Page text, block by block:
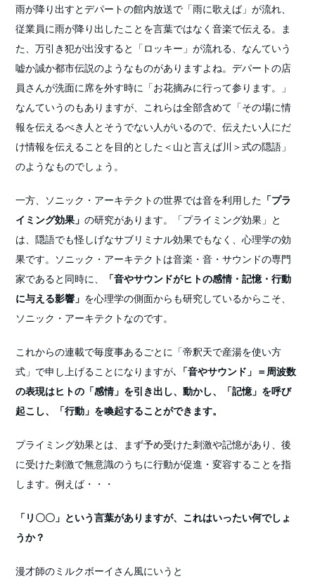
雨が降り出すとデパートの館内放送で「雨に歌えば」が流れ、
従業員に雨が降り出したことを言葉ではなく音楽で伝える。ま
た、万引き犯が出没すると「ロッキー」が流れる、なんていう
嘘か誠か都市伝説のようなものがありますよね。デパートの店
員さんが洗面に席を外す時に「お花摘みに行って参ります。」
なんていうのもありますが、これらは全部含めて「その場に情
報を伝えるべき人とそうでない人がいるので、伝えたい人にだ
け情報を伝えることを目的とした＜山と言えば川＞式の隠語」
のようなものでしょう。
一方、ソニック・アーキテクトの世界では音を利用した 「プラ
イミング効果」の研究があります。「プライミング効果」と
は、隠語でも怪しげなサブリミナル効果でもなく、心理学の効
果です。ソニック・アーキテクトは音楽・音・サウンドの専門
家であると同時に、
「音やサウンドがヒトの感情・記憶・行動
に与える影響」 を心理学の側面からも研究しているからこそ、
ソニック・アーキテクトなのです。
これからの連載で毎度事あるごとに「帝釈天で産湯を使い方
式」で申し上げることになりますが､ 「音やサウンド」＝周波数
の表現はヒトの「感情」を引き出し、動かし、「記憶」を呼び
起こし、「行動」を喚起することができます。
プライミング効果とは、まず予め受けた刺激や記憶があり、後
に受けた刺激で無意識のうちに行動が促進・変容することを指
します。例えば・・・
「リ〇〇」という言葉がありますが、これはいったい何でしょ
うか？
漫才師のミルクボーイさん風にいうと